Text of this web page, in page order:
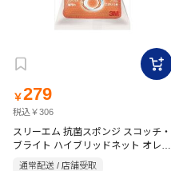
￥279
税込￥306
スリーエム 抗菌スポンジ スコッチ・
ブライト ハイブリッドネット オレン
ジ
通常配送 / 店舗受取